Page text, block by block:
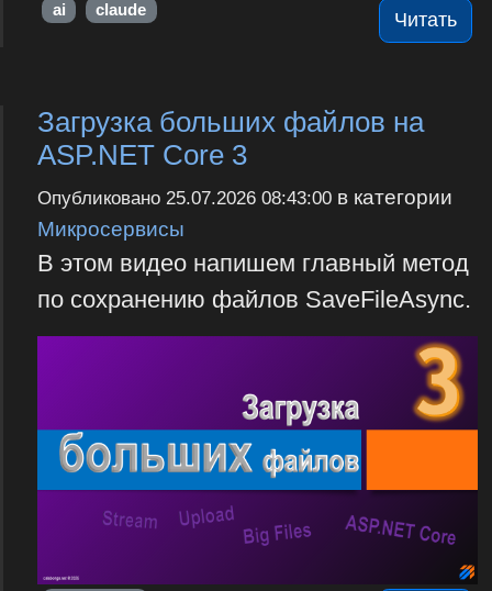
Читать
ai claude
Загрузка больших файлов на
ASP.NET Core 3
Опубликовано 25.07.2026 08:43:00в категории
Микросервисы
В этом видео напишем главный метод
по сохранению файлов SaveFileAsync.